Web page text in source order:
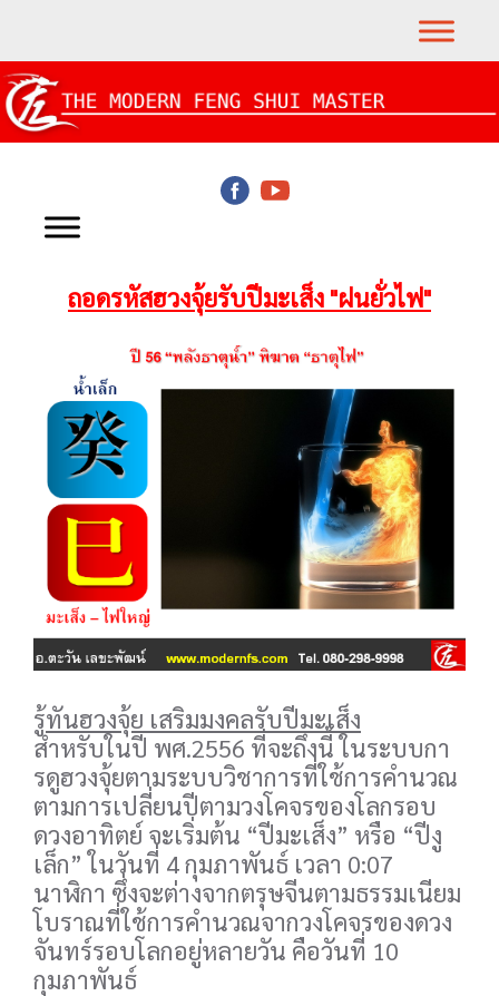
ถอดรหัสฮวงจุ้ยรับปีมะเส็ง "ฝนยั่วไฟ"
รู้ทันฮวงจุ้ย เสริมมงคลรับปีมะเส็ง
สำหรับในปี พศ.2556 ที่จะถึงนี้ ในระบบกา
รดูฮวงจุ้ยตามระบบวิชาการที่ใช้การคำนวณ
ตามการเปลี่ยนปีตามวงโคจรของโลกรอบ
ดวงอาทิตย์ จะเริ่มต้น “ปีมะเส็ง” หรือ “ปีงู
เล็ก” ในวันที่ 4 กุมภาพันธ์ เวลา 0:07
นาฬิกา ซึ่งจะต่างจากตรุษจีนตามธรรมเนียม
โบราณที่ใช้การคำนวณจากวงโคจรของดวง
จันทร์รอบโลกอยู่หลายวัน คือวันที่ 10
กุมภาพันธ์